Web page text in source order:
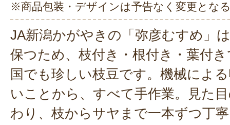
※商品包装・デザインは予告なく変更とな
JA新潟かがやきの「弥彦むすめ」
保つため、枝付き・根付き・葉付
国でも珍しい枝豆です。機械によ
いことから、すべて手作業。見た
わり、枝からサヤまで一本ずつ丁